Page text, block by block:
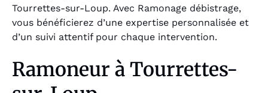
Tourrettes-sur-Loup. Avec Ramonage débistrage,
vous bénéficierez d’une expertise personnalisée et
d’un suivi attentif pour chaque intervention.
Ramoneur à Tourrettes-